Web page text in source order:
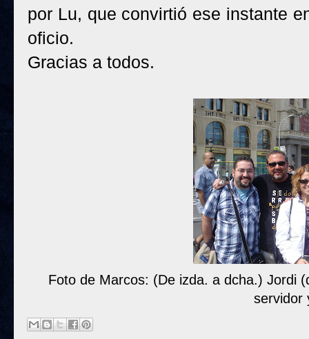
por Lu, que convirtió ese instante
oficio.
Gracias a todos.
Foto de Marcos: (De izda. a dcha.) Jordi
servidor